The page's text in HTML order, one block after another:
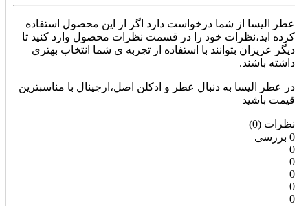
عطر الیسا از شما درخواست دارد اگر از این محصول استفاده
کرده اید،نظرات خود را در قسمت نظرات محصول وارد کنید تا
دیگر عزیزان بتوانند با استفاده از تجربه ی شما انتخاب بهتری
داشته باشند.
در عطر الیسا به دنبال عطر و ادکلن اصل،ارجینال با مناسبترین
قیمت باشید
نظرات (0)
0 بررسی
0
0
0
0
0